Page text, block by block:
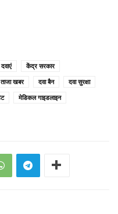
केंद्र सरकार
ताजा खबर दवा बैन
दवा सुरक्षा
मेडिकल गाइडलाइन